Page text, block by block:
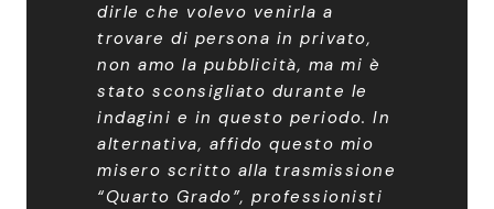
dirle che volevo venirla a
trovare di persona in privato,
non amo la pubblicità, ma mi è
stato sconsigliato durante le
indagini e in questo periodo. In
alternativa, affido questo mio
misero scritto alla trasmissione
“Quarto Grado”, professionisti